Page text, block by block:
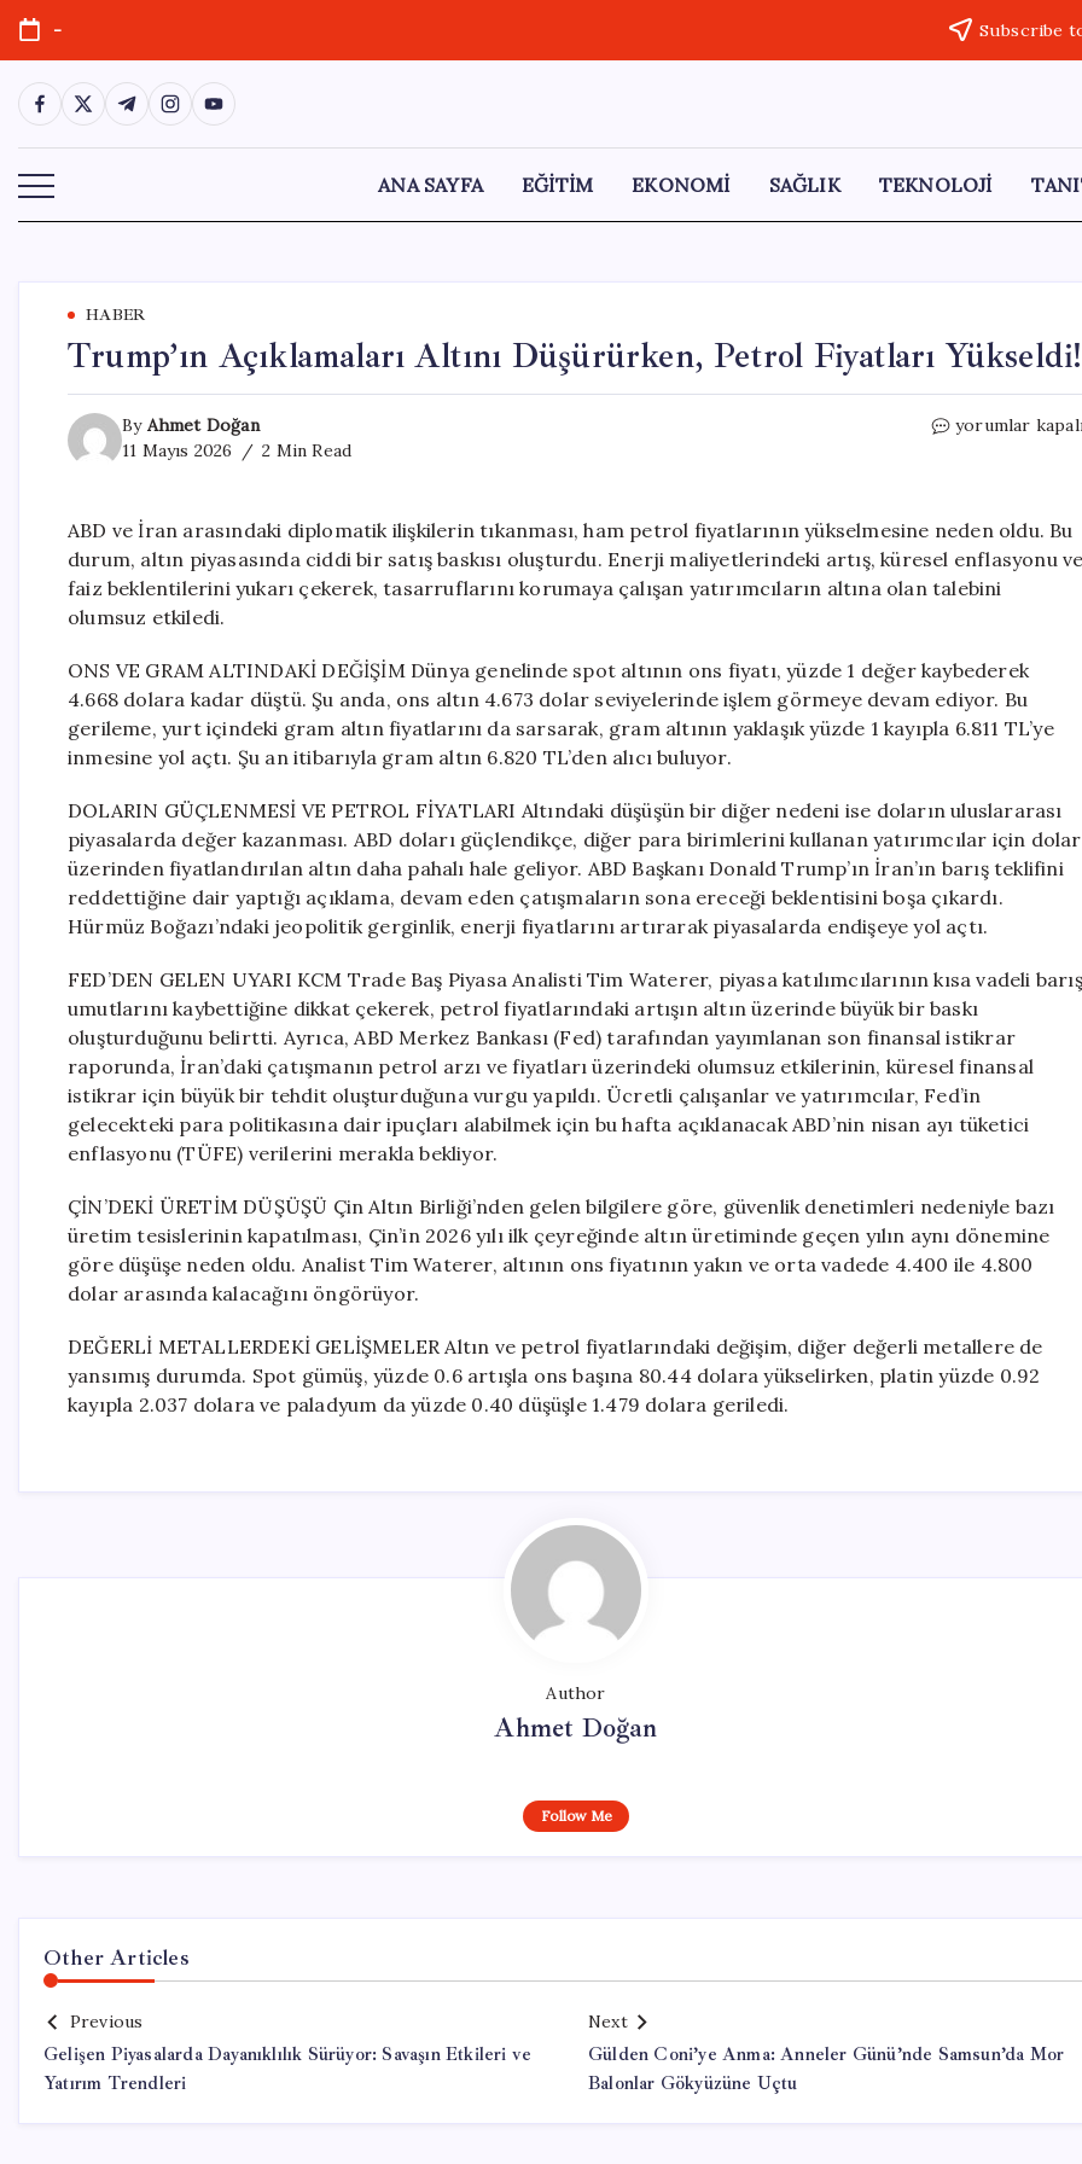
Skip
content
- Subscribe
https://www.facebook.com/
https://twitter.com/
https://t.me/
https://www.instagram.com/
https://youtube.com/
ANA SAYFA EĞİTİM EKONOMİ SAĞLIK TEKNOLOJİ
HABER
Trump’ın Açıklamaları Altını Düşürürken, Petrol Fiyatları Yükseldi!
By Ahmet Doğan
11 Mayıs 2026
2 Min Read
Trump’ın
Petrol
Fiyatları
Yükseldi!
için
yorumlar
ABD ve İran arasındaki diplomatik ilişkilerin tıkanması, ham petrol fiyatlarının yükselmesine neden oldu. Bu
durum, altın piyasasında ciddi bir satış baskısı oluşturdu. Enerji maliyetlerindeki artış, küresel enflasyonu ve
faiz beklentilerini yukarı çekerek, tasarruflarını korumaya çalışan yatırımcıların altına olan talebini
olumsuz etkiledi.
ONS VE GRAM ALTINDAKİ DEĞİŞİM Dünya genelinde spot altının ons fiyatı, yüzde 1 değer kaybederek
4.668 dolara kadar düştü. Şu anda, ons altın 4.673 dolar seviyelerinde işlem görmeye devam ediyor. Bu
gerileme, yurt içindeki gram altın fiyatlarını da sarsarak, gram altının yaklaşık yüzde 1 kayıpla 6.811 TL’ye
inmesine yol açtı. Şu an itibarıyla gram altın 6.820 TL’den alıcı buluyor.
DOLARIN GÜÇLENMESİ VE PETROL FİYATLARI Altındaki düşüşün bir diğer nedeni ise doların uluslararası
piyasalarda değer kazanması. ABD doları güçlendikçe, diğer para birimlerini kullanan yatırımcılar için dolar
üzerinden fiyatlandırılan altın daha pahalı hale geliyor. ABD Başkanı Donald Trump’ın İran’ın barış teklifini
reddettiğine dair yaptığı açıklama, devam eden çatışmaların sona ereceği beklentisini boşa çıkardı.
Hürmüz Boğazı’ndaki jeopolitik gerginlik, enerji fiyatlarını artırarak piyasalarda endişeye yol açtı.
FED’DEN GELEN UYARI KCM Trade Baş Piyasa Analisti Tim Waterer, piyasa katılımcılarının kısa vadeli barış
umutlarını kaybettiğine dikkat çekerek, petrol fiyatlarındaki artışın altın üzerinde büyük bir baskı
oluşturduğunu belirtti. Ayrıca, ABD Merkez Bankası (Fed) tarafından yayımlanan son finansal istikrar
raporunda, İran’daki çatışmanın petrol arzı ve fiyatları üzerindeki olumsuz etkilerinin, küresel finansal
istikrar için büyük bir tehdit oluşturduğuna vurgu yapıldı. Ücretli çalışanlar ve yatırımcılar, Fed’in
gelecekteki para politikasına dair ipuçları alabilmek için bu hafta açıklanacak ABD’nin nisan ayı tüketici
enflasyonu (TÜFE) verilerini merakla bekliyor.
ÇİN’DEKİ ÜRETİM DÜŞÜŞÜ Çin Altın Birliği’nden gelen bilgilere göre, güvenlik denetimleri nedeniyle bazı
üretim tesislerinin kapatılması, Çin’in 2026 yılı ilk çeyreğinde altın üretiminde geçen yılın aynı dönemine
göre düşüşe neden oldu. Analist Tim Waterer, altının ons fiyatının yakın ve orta vadede 4.400 ile 4.800
dolar arasında kalacağını öngörüyor.
DEĞERLİ METALLERDEKİ GELİŞMELER Altın ve petrol fiyatlarındaki değişim, diğer değerli metallere de
yansımış durumda. Spot gümüş, yüzde 0.6 artışla ons başına 80.44 dolara yükselirken, platin yüzde 0.92
kayıpla 2.037 dolara ve paladyum da yüzde 0.40 düşüşle 1.479 dolara geriledi.
Author
Ahmet Doğan
Follow Me
Other Articles
Previous
Gelişen Piyasalarda Dayanıklılık Sürüyor: Savaşın Etkileri ve
Yatırım Trendleri
Next
Gülden Coni’ye Anma: Anneler Günü’nde Samsun’da Mor
Balonlar Gökyüzüne Uçtu